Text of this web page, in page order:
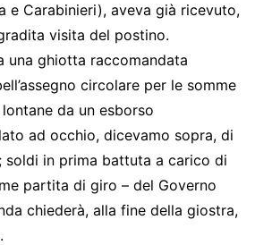
e Carabinieri), aveva già ricevuto,
visita del postino.
una ghiotta raccomandata
circolare per le somme
da un esborso
ad occhio, dicevamo sopra, di
soldi in prima battuta a carico di
partita di giro – del Governo
chiederà, alla fine della giostra,